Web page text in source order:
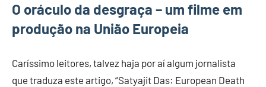
O oráculo da desgraça – um filme em
produção na União Europeia
Caríssimo leitores, talvez haja por aí algum jornalista
que traduza este artigo, “Satyajit Das: European Death